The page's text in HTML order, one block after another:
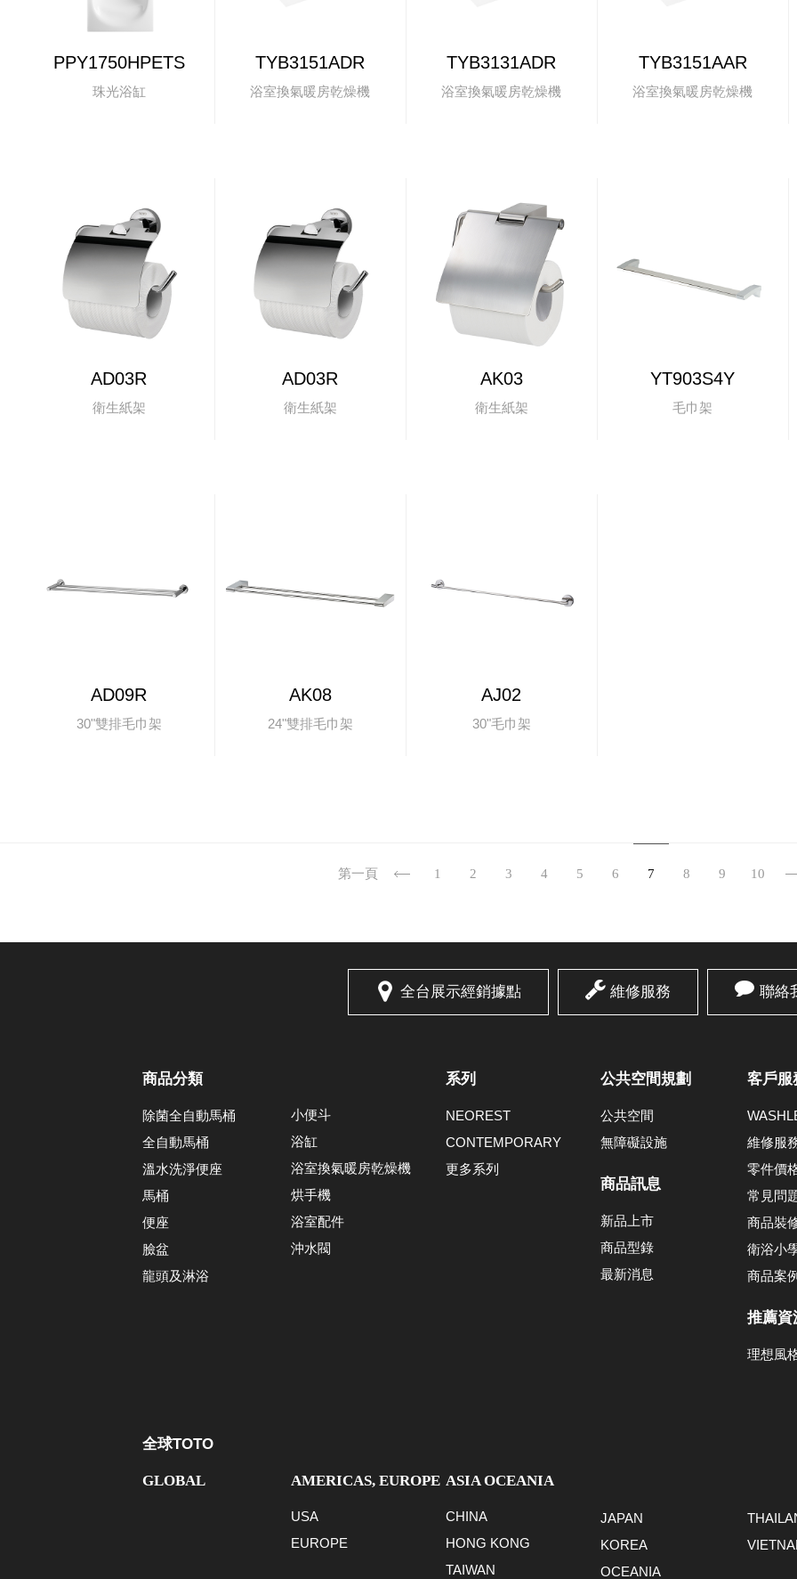
PPY1750HPETS
珠光浴缸
TYB3151ADR
浴室換氣暖房乾燥機
TYB3131ADR
浴室換氣暖房乾燥機
TYB3151AAR
浴室換氣暖房乾燥機
AD03R
衛生紙架
AD03R
衛生紙架
AK03
衛生紙架
YT903S4Y
毛巾架
AD09R
30"雙排毛巾架
AK08
24"雙排毛巾架
AJ02
30"毛巾架
第一頁 1 2 3 4 5 6 7 8 9 10
全台展示經銷據點 維修服務 聯絡
商品分類
除菌全自動馬桶
全自動馬桶
溫水洗淨便座
馬桶
便座
臉盆
龍頭及淋浴
小便斗
浴缸
浴室換氣暖房乾燥機
烘手機
浴室配件
沖水閥
系列
NEOREST
CONTEMPORARY
更多系列
公共空間規劃
公共空間
無障礙設施
商品訊息
新品上市
商品型錄
最新消息
客戶服
維修服
零件價
常見問
商品裝
衛浴小
商品案
推薦資
理想風
全球TOTO
GLOBAL AMERICAS, EUROPE
USA
EUROPE
ASIA OCEANIA
CHINA
HONG KONG
TAIWAN
JAPAN
KOREA
OCEANIA